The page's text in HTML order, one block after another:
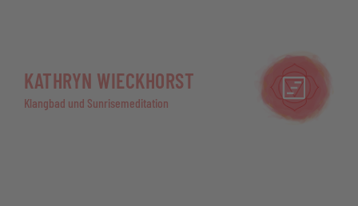
KATHRYN WIECKHORST
Klangbad und Sunrisemeditation